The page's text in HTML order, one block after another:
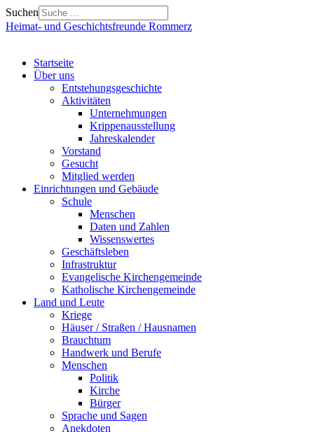
Suchen
Heimat- und Geschichtsfreunde Rommerz
Startseite
Über uns
Entstehungsgeschichte
Aktivitäten
Unternehmungen
Krippenausstellung
Jahreskalender
Vorstand
Gesucht
Mitglied werden
Einrichtungen und Gebäude
Schule
Menschen
Daten und Zahlen
Wissenswertes
Geschäftsleben
Infrastruktur
Evangelische Kirchengemeinde
Katholische Kirchengemeinde
Land und Leute
Kriege
Häuser / Straßen / Hausnamen
Brauchtum
Handwerk und Berufe
Menschen
Politik
Kirche
Bürger
Sprache und Sagen
Anekdoten